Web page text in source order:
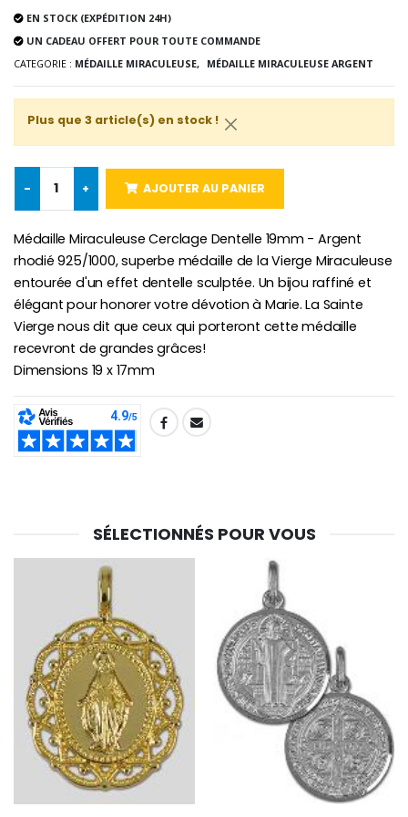
€78.00 €58.50
€9.90
€4.90 €23.00
EN STOCK (EXPÉDITION 24H)
UN CADEAU OFFERT POUR TOUTE COMMANDE
CATEGORIE : MÉDAILLE MIRACULEUSE, MÉDAILLE MIRACULEUSE ARGENT
Plus que 3 article(s) en stock !
- + AJOUTER AU PANIER
Médaille Miraculeuse Cerclage Dentelle 19mm - Argent
rhodié 925/1000, superbe médaille de la Vierge Miraculeuse
entourée d'un effet dentelle sculptée. Un bijou raffiné et
élégant pour honorer votre dévotion à Marie. La Sainte
Vierge nous dit que ceux qui porteront cette médaille
recevront de grandes grâces!
Dimensions 19 x 17mm
SHARE:
SÉLECTIONNÉS POUR VOUS